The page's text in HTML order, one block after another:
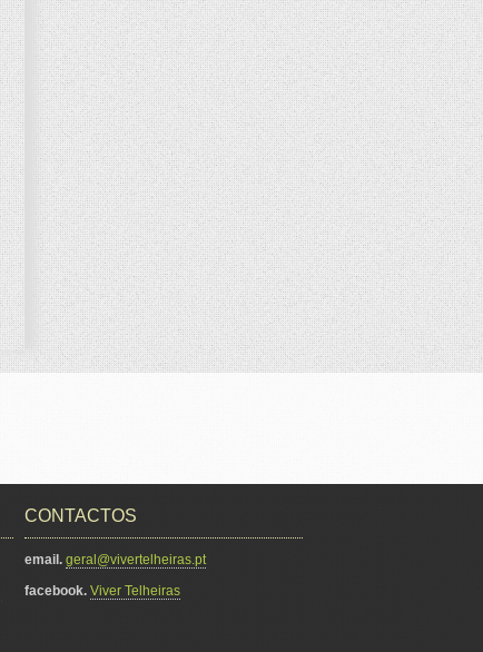
CONTACTOS
email. geral@vivertelheiras.pt
facebook. Viver Telheiras